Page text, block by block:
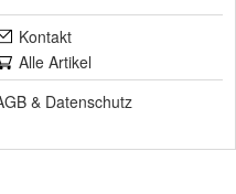
Kontakt
Alle Artikel
& Datenschutz